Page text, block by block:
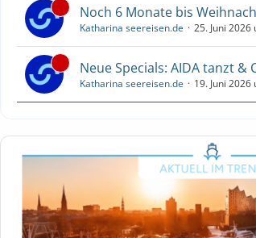
Noch 6 Monate bis
Katharina seereisen.de 25. Juni 2026
Neue Specials: AIDA tanzt &
Katharina seereisen.de 19. Juni 2026